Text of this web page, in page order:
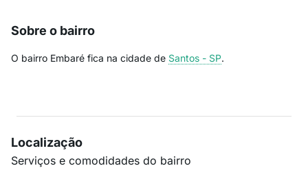
Sobre o bairro
O bairro Embaré fica na cidade de Santos - SP.
Localização
Serviços e comodidades do bairro